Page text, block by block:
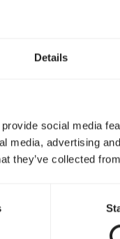
Details
social media
media, advertising
they’ve collected